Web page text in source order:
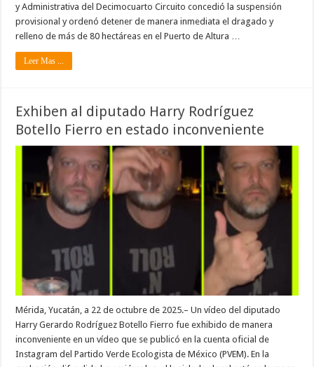
y Administrativa del Decimocuarto Circuito concedió la suspensión
provisional y ordenó detener de manera inmediata el dragado y
relleno de más de 80 hectáreas en el Puerto de Altura …
Leer Mas ...
Exhiben al diputado Harry Rodríguez
Botello Fierro en estado inconveniente
Mérida, Yucatán, a 22 de octubre de 2025.– Un vídeo del diputado
Harry Gerardo Rodríguez Botello Fierro fue exhibido de manera
inconveniente en un vídeo que se publicó en la cuenta oficial de
Instagram del Partido Verde Ecologista de México (PVEM). En la